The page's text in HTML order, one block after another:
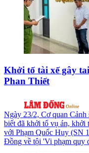
Khởi tố tài xế gây
Phan Thiết
Ngày 23/2, Cơ quan
biết đã khởi tố vụ án, khởi
với Phạm Quốc Huy (SN
Đồng về tội 'Vi phạm quy